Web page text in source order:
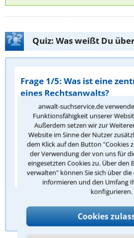
anwalt-suchservice.de
Funktionsfähigkeit unserer
Außerdem setzen wir zur
Website im Sinne der Nutzer
dem Klick auf den Button "Cookies
der Verwendung der von uns für
eingesetzten Cookies zu. Über den
verwalten" können Sie sich über
informieren und den Umfang
konfigurieren.
Cookies
Quiz: Was weißt Du
Frage 1/5: Was ist eine
eines Rechtsanwalts?
Gesetze zu erlassen
Mandanten rechtlich zu
vertreten
Gerichtsurteile zu
Notarielle Urkunden zu
Antwort